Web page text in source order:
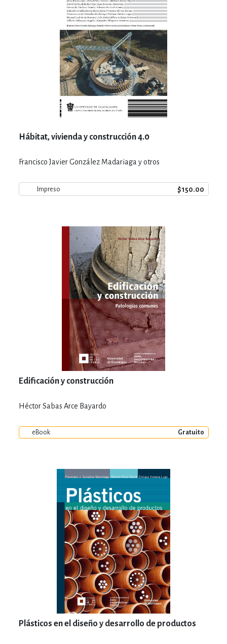
Hábitat, vivienda y construcción 4.0
Francisco Javier González Madariaga y otros
Impreso $150.00
Edificación y construcción
Héctor Sabas Arce Bayardo
eBook Gratuito
Plásticos en el diseño y desarrollo de productos